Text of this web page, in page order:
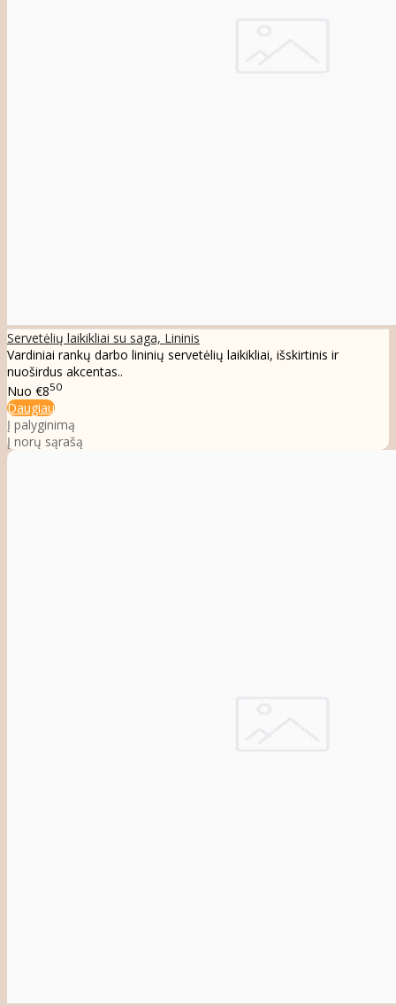
Servetėlių laikikliai su saga, Lininis
Vardiniai rankų darbo lininių servetėlių laikikliai, išskirtinis ir
nuoširdus akcentas..
Nuo €850
Daugiau
Į palyginimą
Į norų sąrašą